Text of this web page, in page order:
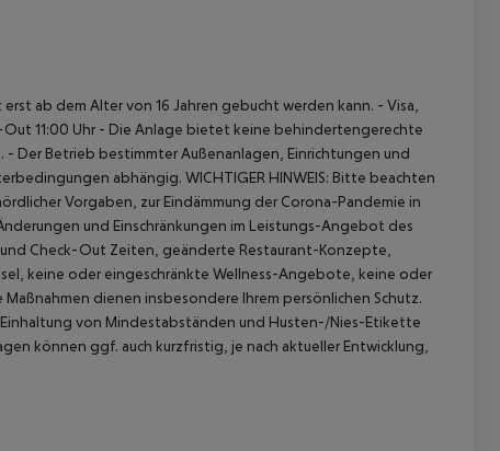
ab dem Alter von 16 Jahren gebucht werden kann. - Visa,
11:00 Uhr - Die Anlage bietet keine behindertengerechte
- Der Betrieb bestimmter Außenanlagen, Einrichtungen und
abhängig. WICHTIGER HINWEIS: Bitte beachten
Vorgaben, zur Eindämmung der Corona-Pandemie in
und Einschränkungen im Leistungs-Angebot des
Check-Out Zeiten, geänderte Restaurant-Konzepte,
keine oder eingeschränkte Wellness-Angebote, keine oder
dienen insbesondere Ihrem persönlichen Schutz.
von Mindestabständen und Husten-/Nies-Etikette
können ggf. auch kurzfristig, je nach aktueller Entwicklung,